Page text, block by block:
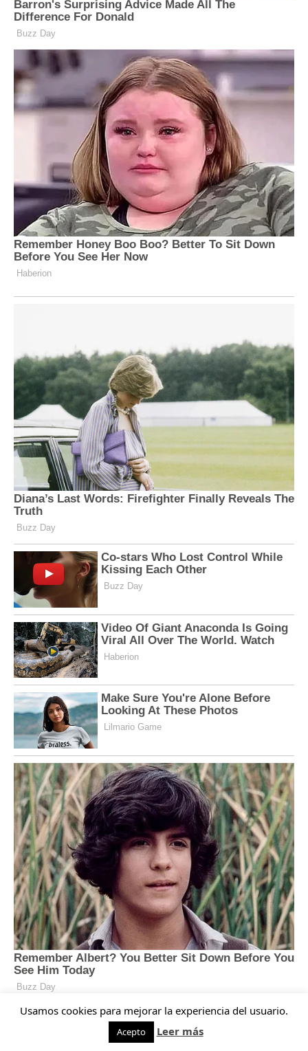
Usamos cookies para mejorar la experiencia del usuario.
Acepto Leer más